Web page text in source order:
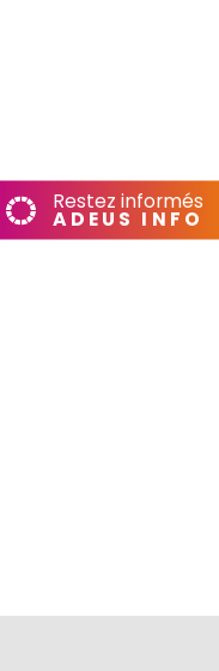
Restez informés
ADEUS INFO